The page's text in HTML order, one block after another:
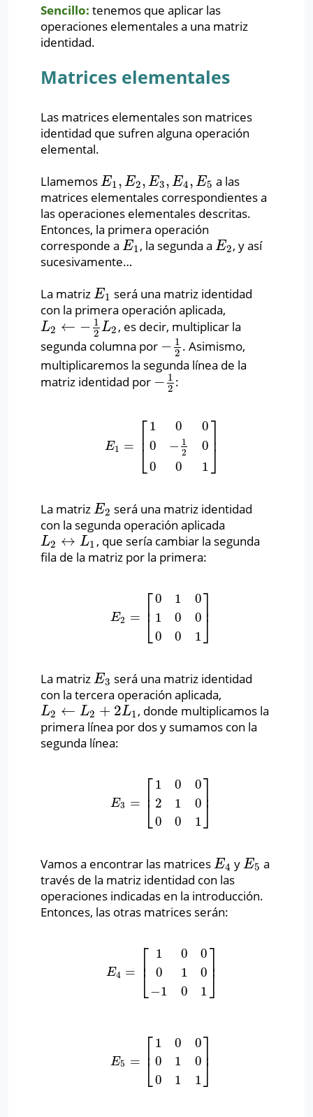
Sencillo: tenemos que aplicar las
operaciones elementales a una matriz
identidad.
Matrices elementales
Las matrices elementales son matrices
identidad que sufren alguna operación
elemental.
Llamemos E1 , E2, E3, E4, E5
E1, E2,E3,E4,E5
a las
matrices elementales correspondientes a
las operaciones elementales descritas.
Entonces, la primera operación
corresponde a E1
E1 , la segunda aE2
E2 , y así
sucesivamente…
La matriz E1
E1 será una matriz identidad
con la primera operación aplicada,
L2 ← − 1
2 L2
L2←−1 2L2
, es decir, multiplicar la
segunda columna por − 1
2
−12. Asimismo,
multiplicaremos la segunda línea de la
matriz identidad por − 1
2
−12:
E1 = ⎡
⎣
⎢
1
0
0
0
− 1
2
0
0
0
1
⎤
⎦⎥
E1 =[1 000 200 ]
La matriz E2
E2 será una matriz identidad
con la segunda operación aplicada
L2 ↔ L1
L2↔L1
, que sería cambiar la segunda
fila de la matriz por la primera:
E2 = ⎡
⎣
⎢ 0
1
0
1
0
0
0
0
1
⎤
⎦⎥
E2 =[0 1 01 00 ]
La matriz E3
E3 será una matriz identidad
con la tercera operación aplicada,
L2 ← L2 + 2L1
L2←L2 +2L 1
, donde multiplicamos la
primera línea por dos y sumamos con la
segunda línea:
E3 = ⎡
⎣
⎢ 1
2
0
0
1
0
0
0
1
⎤
⎦⎥
E3 =[1 0 02 0 ]
Vamos a encontrar las matrices E4
E4 yE5
E5 a
través de la matriz identidad con las
operaciones indicadas en la introducción.
Entonces, las otras matrices serán:
E4 = ⎡
⎣
⎢
1
0
−1
0
1
0
0
0
1
⎤
⎦⎥
E4 =[1 0 01 10
E5 = ⎡
⎣
⎢ 1
0
0
0
1
1
0
0
1
⎤
⎦⎥
E5 =[1 0 00 0 ]